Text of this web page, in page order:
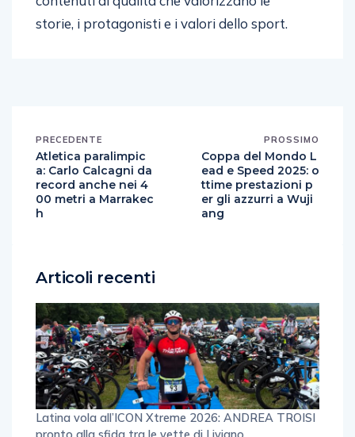
storie, i protagonisti e i valori dello sport.
PRECEDENTE
Atletica paralimpic
a: Carlo Calcagni da
record anche nei 4
00 metri a Marrakec
h
PROSSIMO
Coppa del Mondo L
ead e Speed 2025: o
ttime prestazioni p
er gli azzurri a Wuji
ang
Articoli recenti
Latina vola all’ICON Xtreme 2026: ANDREA TROISI